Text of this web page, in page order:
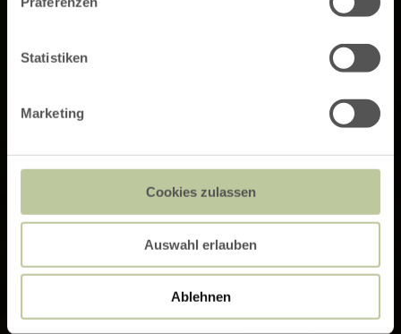
Statistiken
Marketing
Cookies zulassen
Auswahl erlauben
Ablehnen